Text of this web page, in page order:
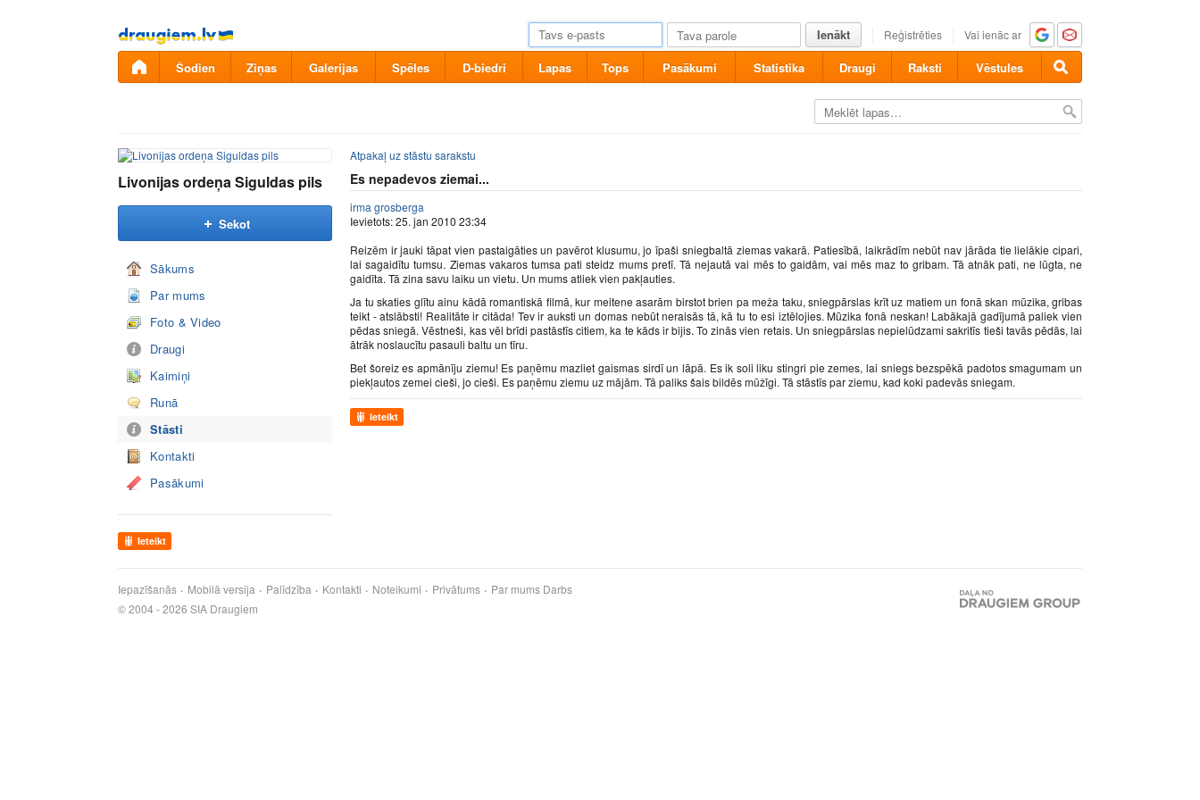
Pāriet
uz
saturu
Ienākt Reģistrēties Vai ienāc ar
Šodien Ziņas Galerijas Spēles D-biedri Lapas Tops Pasākumi Statistika Draugi Raksti Vēstules
Livonijas ordeņa Siguldas pils
Sekot
Sākums
Par mums
Foto & Video
Draugi
Kaimiņi
Runā
Stāsti
Kontakti
Pasākumi
Ieteikt
Atpakaļ uz stāstu sarakstu
Es nepadevos ziemai...
irma grosberga
Ievietots: 25. jan 2010 23:34
Reizēm ir jauki tāpat vien pastaigāties un pavērot klusumu, jo īpaši sniegbaltā ziemas vakarā. Patiesībā, laikrādīm nebūt nav jārāda tie lielākie cipari,
lai sagaidītu tumsu. Ziemas vakaros tumsa pati steidz mums pretī. Tā nejautā vai mēs to gaidām, vai mēs maz to gribam. Tā atnāk pati, ne lūgta, ne
gaidīta. Tā zina savu laiku un vietu. Un mums atliek vien pakļauties.
Ja tu skaties glītu ainu kādā romantiskā filmā, kur meitene asarām birstot brien pa meža taku, sniegpārslas krīt uz matiem un fonā skan mūzika, gribas
teikt - atslābsti! Realitāte ir citāda! Tev ir auksti un domas nebūt neraisās tā, kā tu to esi iztēlojies. Mūzika fonā neskan! Labākajā gadījumā paliek vien
pēdas sniegā. Vēstneši, kas vēl brīdi pastāstīs citiem, ka te kāds ir bijis. To zinās vien retais. Un sniegpārslas nepielūdzami sakritīs tieši tavās pēdās, lai
ātrāk noslaucītu pasauli baltu un tīru.
Bet šoreiz es apmānīju ziemu! Es paņēmu mazliet gaismas sirdī un lāpā. Es ik soli liku stingri pie zemes, lai sniegs bezspēkā padotos smagumam un
piekļautos zemei cieši, jo cieši. Es paņēmu ziemu uz mājām. Tā paliks šais bildēs mūžīgi. Tā stāstīs par ziemu, kad koki padevās sniegam.
Ieteikt
Iepazīšanās Mobilā versija Palīdzība Kontakti Noteikumi Privātums Par mums Darbs
© 2004 - 2026 SIA Draugiem